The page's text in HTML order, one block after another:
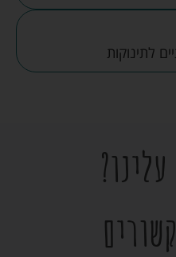
לתינוקות